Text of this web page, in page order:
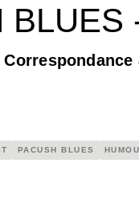
BLUES
PACUSH BLUES